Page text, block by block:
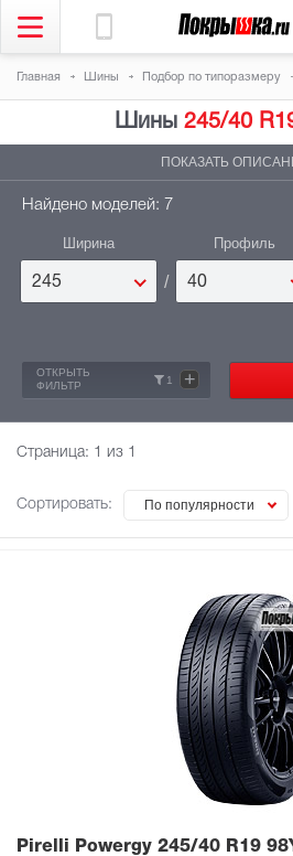
Главная Шины Подбор по типоразмеру
Шины 245/40
ПОКАЗАТЬ
Найдено моделей: 7
Ширина
245 /
Профиль
40
ОТКРЫТЬ
ФИЛЬТР
1 +
Страница: 1 из 1
Сортировать: По популярности
Pirelli Powergy 245/40 R19